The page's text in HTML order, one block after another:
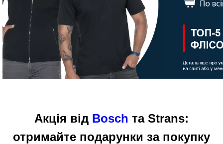
Акція від Bosch та Strans:
отримайте подарунки за покупку